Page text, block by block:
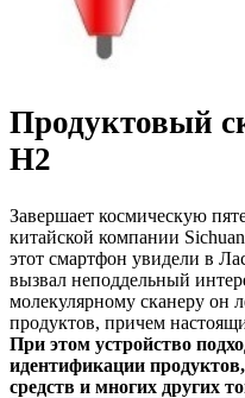
Продуктовый
H2
Завершает космическую
китайской компании
этот смартфон увидели в
вызвал неподдельный
молекулярному сканеру он
продуктов, причем
При этом устройство
идентификации
средств и многих других